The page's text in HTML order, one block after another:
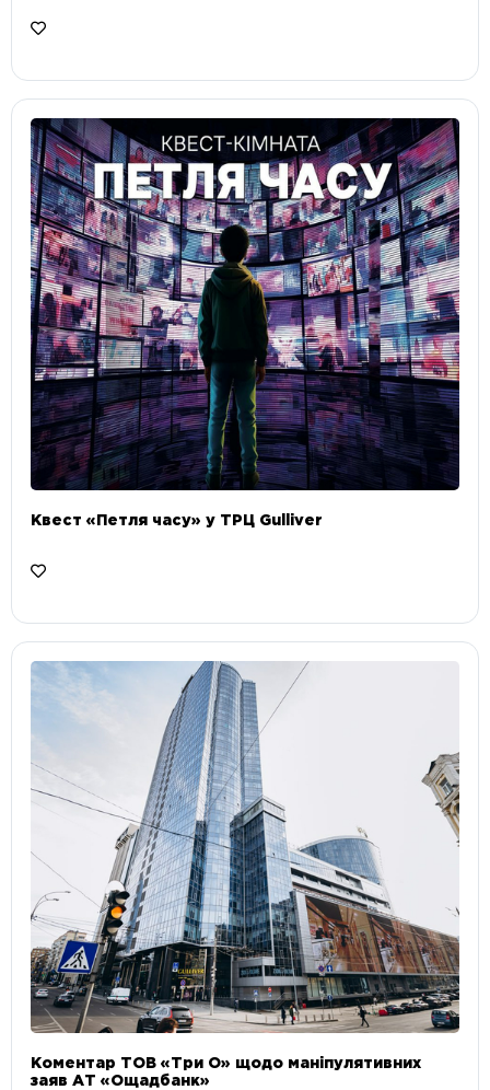
Квест «Петля часу» у ТРЦ Gulliver
Коментар ТОВ «Три О» щодо маніпулятивних
заяв АТ «Ощадбанк»